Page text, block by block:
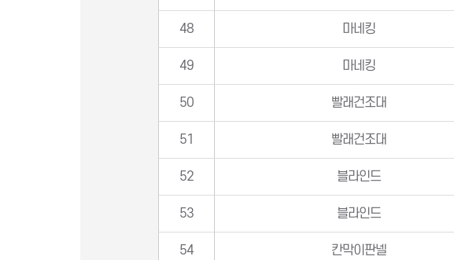
48 마네킹
49 마네킹
50 빨래건조대
51 빨래건조대
52 블라인드
53 블라인드
54 칸막이판넬